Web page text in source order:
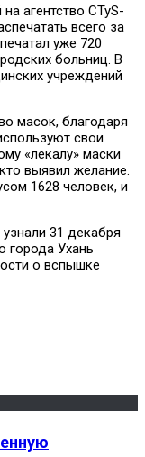
агентство CTyS-
всего за
уже 720
больниц. В
учреждений
масок, благодаря
свои
«лекалу» маски
выявил желание.
1628 человек, и
31 декабря
города Ухань
о вспышке